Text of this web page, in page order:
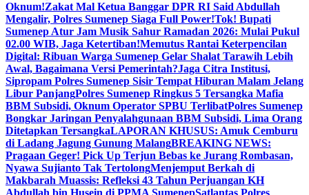
Oknum!Zakat Mal Ketua Banggar DPR RI Said Abdullah
Mengalir, Polres Sumenep Siaga Full Power!Tok! Bupati
Sumenep Atur Jam Musik Sahur Ramadan 2026: Mulai Pukul
02.00 WIB, Jaga Ketertiban!Memutus Rantai Keterpencilan
Digital: Ribuan Warga Sumenep Gelar Shalat Tarawih Lebih
Awal, Bagaimana Versi Pemerintah?Jaga Citra Institusi,
Sipropam Polres Sumenep Sisir Tempat Hiburan Malam Jelang
Libur PanjangPolres Sumenep Ringkus 5 Tersangka Mafia
BBM Subsidi, Oknum Operator SPBU TerlibatPolres Sumenep
Bongkar Jaringan Penyalahgunaan BBM Subsidi, Lima Orang
Ditetapkan TersangkaLAPORAN KHUSUS: Amuk Cemburu
di Ladang Jagung Gunung MalangBREAKING NEWS:
Pragaan Geger! Pick Up Terjun Bebas ke Jurang Rombasan,
Nyawa Sujianto Tak TertolongMenjemput Berkah di
Makbarah Muassis: Refleksi 43 Tahun Perjuangan KH